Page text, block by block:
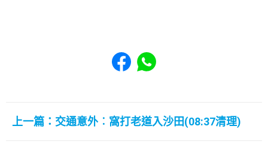
Share to Facebook
Share to WhatsApp
上一篇：交通意外︰窩打老道入沙田(08:37清理)